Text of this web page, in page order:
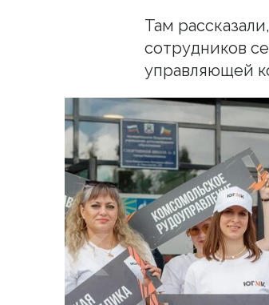
Там
сотрудников
управляющей